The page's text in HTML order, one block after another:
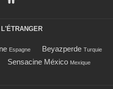
Espagne Beyazperde Turquie
Sensacine México Mexique